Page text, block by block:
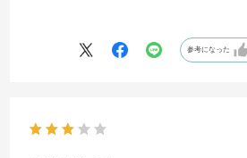
参考になった